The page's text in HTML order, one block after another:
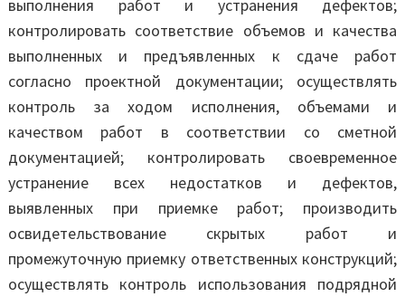
выполнения работ и устранения дефектов;
контролировать соответствие объемов и качества
выполненных и предъявленных к сдаче работ
согласно проектной документации; осуществлять
контроль за ходом исполнения, объемами и
качеством работ в соответствии со сметной
документацией; контролировать своевременное
устранение всех недостатков и дефектов,
выявленных при приемке работ; производить
освидетельствование скрытых работ и
промежуточную приемку ответственных конструкций;
осуществлять контроль использования подрядной